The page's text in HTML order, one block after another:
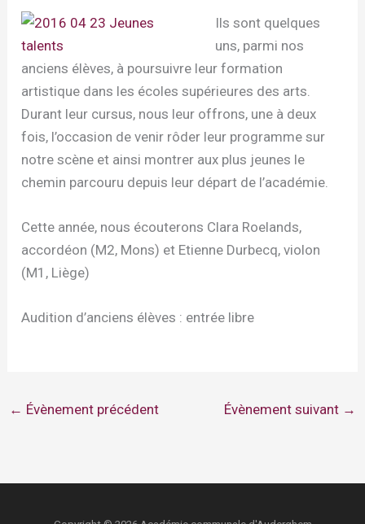
Ils sont quelques
uns, parmi nos
anciens élèves, à poursuivre leur formation
artistique dans les écoles supérieures des arts.
Durant leur cursus, nous leur offrons, une à deux
fois, l’occasion de venir rôder leur programme sur
notre scène et ainsi montrer aux plus jeunes le
chemin parcouru depuis leur départ de l’académie.
Cette année, nous écouterons Clara Roelands,
accordéon (M2, Mons) et Etienne Durbecq, violon
(M1, Liège)
Audition d’anciens élèves : entrée libre
← Évènement précédent Évènement suivant →